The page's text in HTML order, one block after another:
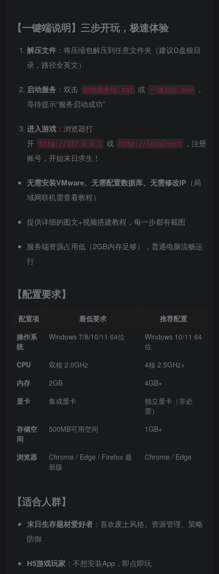
【一键端说明】三步开玩，极速体验
解压文件 ：将压缩包解压到任意文件夹（建议D盘根目
录，路径全英文）
启动服务 ：双击 启动服务端.bat 或 一键启动.exe
，
等待提示“服务启动成功”
进入游戏 ：浏览器打
开
http://127.0.0.1 或 http://localhost
，注册
账号，开始末日求生！
无需安装VMware、无需配置数据库、无需修改IP （局
域网联机需查看教程）
提供详细的图文+视频搭建教程，每一步都有截图
服务端资源占用低（2GB内存足够），普通电脑流畅运
行
【配置要求】
配置项 最低要求
推荐配置
操作系
统
Windows 7/8/10/11 64位
Windows 10/11 64
位
CPU
双核 2.0GHz
4核 2.5GHz+
内存
2GB
4GB+
显卡
集成显卡
独立显卡（非必
需）
存储空
间
500MB可用空间 1GB+
浏览器
Chrome / Edge / Firefox 最
新版
Chrome / Edge
【适合人群】
末日生存题材爱好者 ：喜欢废土风格、资源管理、策略
防御
H5游戏玩家 ：不想安装App，即点即玩